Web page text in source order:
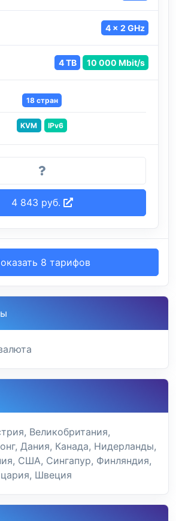
4 x 2 GHz
4 TB 10 000 Mbit/s
18 стран
KVM IPv6
4 843 руб.
8 тарифов
Великобритания,
Дания, Канада, Нидерланды,
США, Сингапур, Финляндия,
Швеция